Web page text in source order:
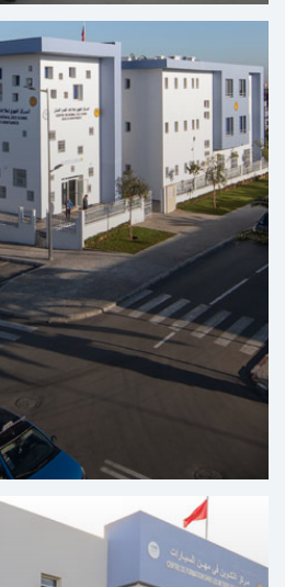
Solidariteit Solicode - Tanger